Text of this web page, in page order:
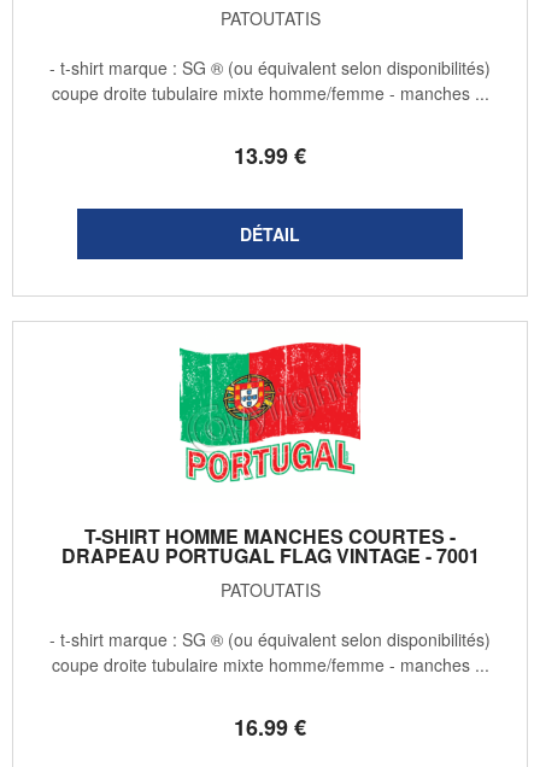
PATOUTATIS
13.99€
- t-shirt marque : SG ® (ou équivalent selon disponibilités)
coupe droite tubulaire mixte homme/femme - manches ...
T-SHIRT HOMME MANCHES COURTES -
DRAPEAU PORTUGAL FLAG VINTAGE - 7001
PATOUTATIS
16.99€
- t-shirt marque : SG ® (ou équivalent selon disponibilités)
coupe droite tubulaire mixte homme/femme - manches ...